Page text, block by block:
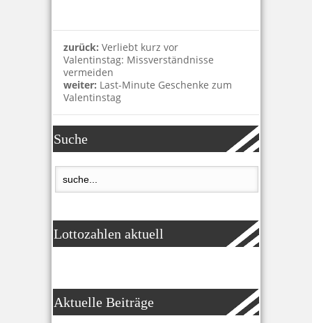
zurück: Verliebt kurz vor
Valentinstag: Missverständnisse
vermeiden
weiter: Last-Minute Geschenke zum
Valentinstag
Suche
Lottozahlen aktuell
Aktuelle Beiträge